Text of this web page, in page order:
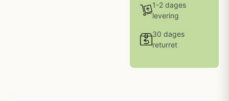
1-2 dages
levering
30 dages
returret